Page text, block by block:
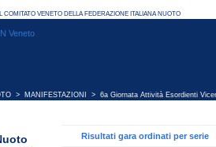
> MANIFESTAZIONI > 6a Giornata Attività Esordienti
Risultati gara ordinati per serie